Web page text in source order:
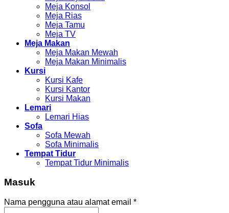
Meja Konsol
Meja Rias
Meja Tamu
Meja TV
Meja Makan
Meja Makan Mewah
Meja Makan Minimalis
Kursi
Kursi Kafe
Kursi Kantor
Kursi Makan
Lemari
Lemari Hias
Sofa
Sofa Mewah
Sofa Minimalis
Tempat Tidur
Tempat Tidur Minimalis
Masuk
Nama pengguna atau alamat email *